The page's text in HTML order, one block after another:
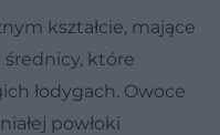
kształcie, mające
średnicy, które
łodygach. Owoce
powłoki